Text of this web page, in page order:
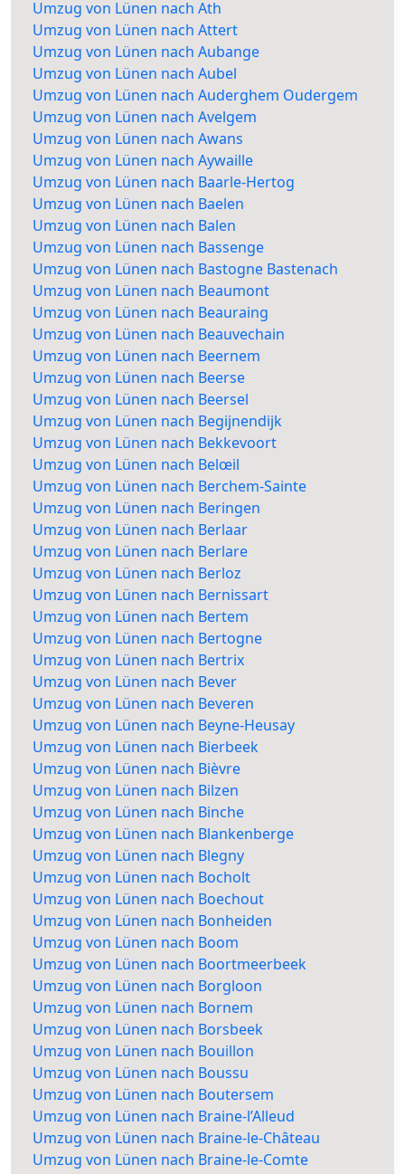
Umzug von Lünen nach Ath
Umzug von Lünen nach Attert
Umzug von Lünen nach Aubange
Umzug von Lünen nach Aubel
Umzug von Lünen nach Auderghem Oudergem
Umzug von Lünen nach Avelgem
Umzug von Lünen nach Awans
Umzug von Lünen nach Aywaille
Umzug von Lünen nach Baarle-Hertog
Umzug von Lünen nach Baelen
Umzug von Lünen nach Balen
Umzug von Lünen nach Bassenge
Umzug von Lünen nach Bastogne Bastenach
Umzug von Lünen nach Beaumont
Umzug von Lünen nach Beauraing
Umzug von Lünen nach Beauvechain
Umzug von Lünen nach Beernem
Umzug von Lünen nach Beerse
Umzug von Lünen nach Beersel
Umzug von Lünen nach Begijnendijk
Umzug von Lünen nach Bekkevoort
Umzug von Lünen nach Belœil
Umzug von Lünen nach Berchem-Sainte
Umzug von Lünen nach Beringen
Umzug von Lünen nach Berlaar
Umzug von Lünen nach Berlare
Umzug von Lünen nach Berloz
Umzug von Lünen nach Bernissart
Umzug von Lünen nach Bertem
Umzug von Lünen nach Bertogne
Umzug von Lünen nach Bertrix
Umzug von Lünen nach Bever
Umzug von Lünen nach Beveren
Umzug von Lünen nach Beyne-Heusay
Umzug von Lünen nach Bierbeek
Umzug von Lünen nach Bièvre
Umzug von Lünen nach Bilzen
Umzug von Lünen nach Binche
Umzug von Lünen nach Blankenberge
Umzug von Lünen nach Blegny
Umzug von Lünen nach Bocholt
Umzug von Lünen nach Boechout
Umzug von Lünen nach Bonheiden
Umzug von Lünen nach Boom
Umzug von Lünen nach Boortmeerbeek
Umzug von Lünen nach Borgloon
Umzug von Lünen nach Bornem
Umzug von Lünen nach Borsbeek
Umzug von Lünen nach Bouillon
Umzug von Lünen nach Boussu
Umzug von Lünen nach Boutersem
Umzug von Lünen nach Braine-l’Alleud
Umzug von Lünen nach Braine-le-Château
Umzug von Lünen nach Braine-le-Comte